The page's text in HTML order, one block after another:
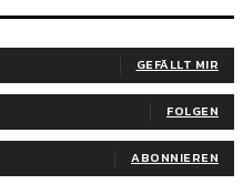
GEFÄLLT MIR
FOLGEN
ABONNIEREN